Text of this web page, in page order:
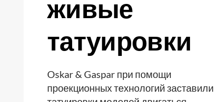
живые
татуировки
Oskar & Gaspar при помощи
проекционных технологий заставили